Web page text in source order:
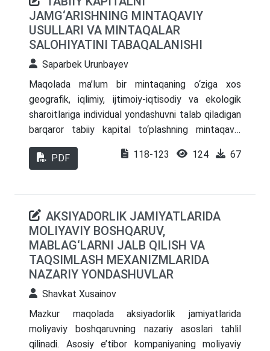
yaratish orqali ham tahlil qilindi.
JAMG‘ARISHNING MINTAQAVIY
USULLARI VA MINTAQALAR
SALOHIYATINI TABAQALANISHI
Saparbek Urunbayev
Maqolada ma’lum bir mintaqaning o‘ziga xos
geografik, iqlimiy, ijtimoiy-iqtisodiy va ekologik
sharoitlariga individual yondashuvni talab qiladigan
barqaror tabiiy kapital to‘plashning mintaqaviy
usullari muhokama qilinadi. Shuningdek, resurslarni
tejaydigan va tabiatni asraydigan innovatsiyalar va
tavsiyalar berilgan.
PDF 118-123 124 67
AKSIYADORLIK JAMIYATLARIDA
MOLIYAVIY BOSHQARUV,
MABLAG‘LARNI JALB QILISH VA
TAQSIMLASH MEXANIZMLARIDA
NAZARIY YONDASHUVLAR
Shavkat Xusainov
Mazkur maqolada aksiyadorlik jamiyatlarida
moliyaviy boshqaruvning nazariy asoslari tahlil
qilinadi. Asosiy e’tibor kompaniyaning moliyaviy